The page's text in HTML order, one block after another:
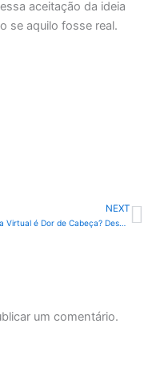
aceitação da ideia
se aquilo fosse real.
NEXT
Portaria Virtual é Dor de Cabeça? Descubra!
um comentário.